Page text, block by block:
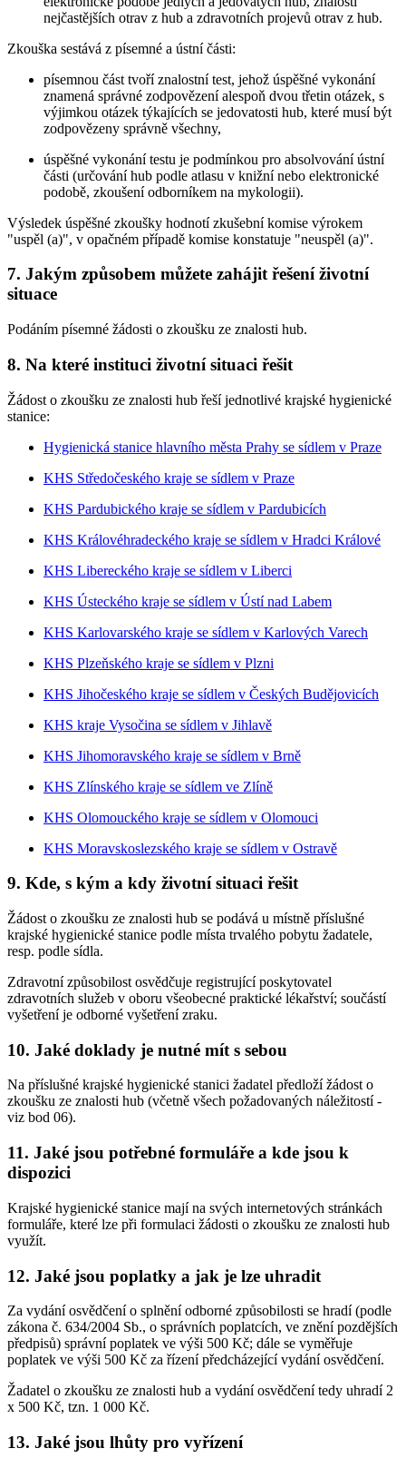
nejčastějších otrav z hub a zdravotních projevů otrav z hub.
Zkouška sestává z písemné a ústní části:
písemnou část tvoří znalostní test, jehož úspěšné vykonání
znamená správné zodpovězení alespoň dvou třetin otázek, s
výjimkou otázek týkajících se jedovatosti hub, které musí být
zodpovězeny správně všechny,
úspěšné vykonání testu je podmínkou pro absolvování ústní
části (určování hub podle atlasu v knižní nebo elektronické
podobě, zkoušení odborníkem na mykologii).
Výsledek úspěšné zkoušky hodnotí zkušební komise výrokem
"uspěl (a)", v opačném případě komise konstatuje "neuspěl (a)".
7. Jakým způsobem můžete zahájit řešení životní
situace
Podáním písemné žádosti o zkoušku ze znalosti hub.
8. Na které instituci životní situaci řešit
Žádost o zkoušku ze znalosti hub řeší jednotlivé krajské hygienické
stanice:
Hygienická stanice hlavního města Prahy se sídlem v Praze
KHS Středočeského kraje se sídlem v Praze
KHS Pardubického kraje se sídlem v Pardubicích
KHS Královéhradeckého kraje se sídlem v Hradci Králové
KHS Libereckého kraje se sídlem v Liberci
KHS Ústeckého kraje se sídlem v Ústí nad Labem
KHS Karlovarského kraje se sídlem v Karlových Varech
KHS Plzeňského kraje se sídlem v Plzni
KHS Jihočeského kraje se sídlem v Českých Budějovicích
KHS kraje Vysočina se sídlem v Jihlavě
KHS Jihomoravského kraje se sídlem v Brně
KHS Zlínského kraje se sídlem ve Zlíně
KHS Olomouckého kraje se sídlem v Olomouci
KHS Moravskoslezského kraje se sídlem v Ostravě
9. Kde, s kým a kdy životní situaci řešit
Žádost o zkoušku ze znalosti hub se podává u místně příslušné
krajské hygienické stanice podle místa trvalého pobytu žadatele,
resp. podle sídla.
Zdravotní způsobilost osvědčuje registrující poskytovatel
zdravotních služeb v oboru všeobecné praktické lékařství; součástí
vyšetření je odborné vyšetření zraku.
10. Jaké doklady je nutné mít s sebou
Na příslušné krajské hygienické stanici žadatel předloží žádost o
zkoušku ze znalosti hub (včetně všech požadovaných náležitostí -
viz bod 06).
11. Jaké jsou potřebné formuláře a kde jsou k
dispozici
Krajské hygienické stanice mají na svých internetových stránkách
formuláře, které lze při formulaci žádosti o zkoušku ze znalosti hub
využít.
12. Jaké jsou poplatky a jak je lze uhradit
Za vydání osvědčení o splnění odborné způsobilosti se hradí (podle
zákona č. 634/2004 Sb., o správních poplatcích, ve znění pozdějších
předpisů) správní poplatek ve výši 500 Kč; dále se vyměřuje
poplatek ve výši 500 Kč za řízení předcházející vydání osvědčení.
Žadatel o zkoušku ze znalosti hub a vydání osvědčení tedy uhradí 2
x 500 Kč, tzn. 1 000 Kč.
13. Jaké jsou lhůty pro vyřízení